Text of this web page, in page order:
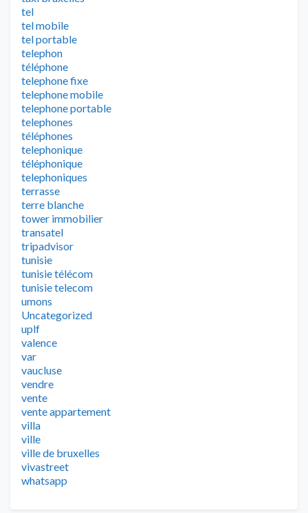
tel
tel mobile
tel portable
telephon
téléphone
telephone fixe
telephone mobile
telephone portable
telephones
téléphones
telephonique
téléphonique
telephoniques
terrasse
terre blanche
tower immobilier
transatel
tripadvisor
tunisie
tunisie télécom
tunisie telecom
umons
Uncategorized
uplf
valence
var
vaucluse
vendre
vente
vente appartement
villa
ville
ville de bruxelles
vivastreet
whatsapp